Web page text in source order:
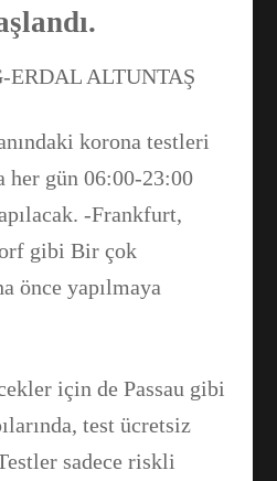
ERDAL ALTUNTAŞ
korona testleri
her gün 06:00-23:00
-Frankfurt,
gibi Bir çok
önce yapılmaya
için de Passau gibi
test ücretsiz
sadece riskli